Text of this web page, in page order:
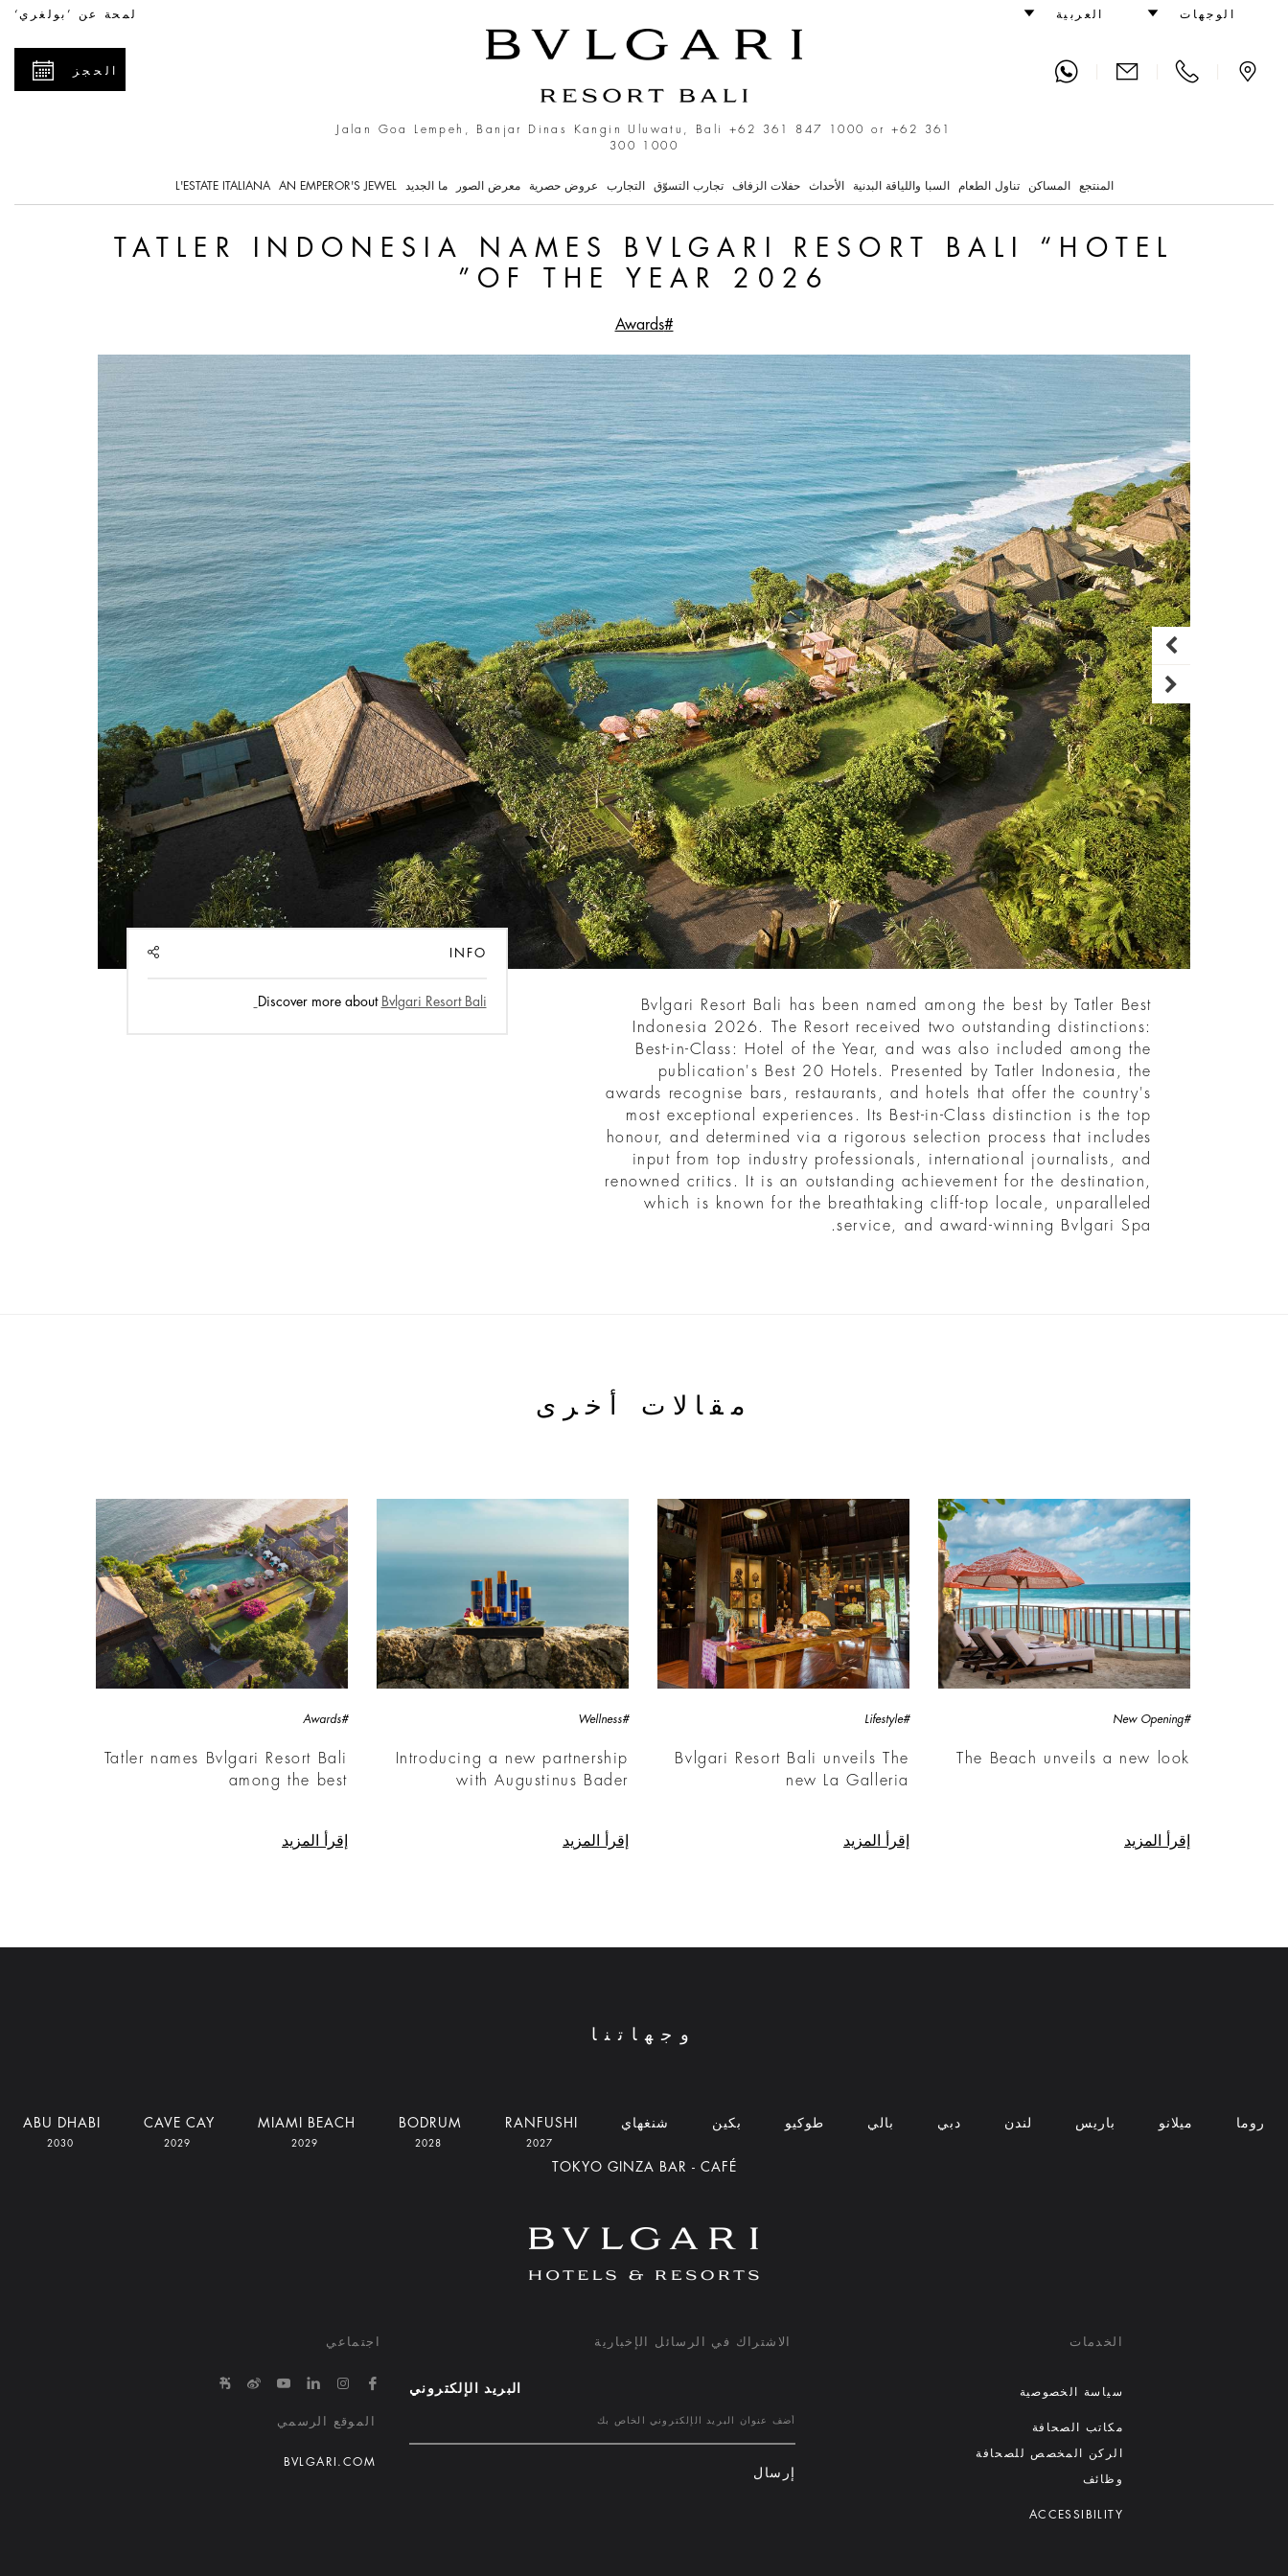
Tatler Indonesia names Bvlgari Resort Bali “Hotel of the Year 2026” لمحة عن ’بولغري‘ الوجهات العربية
Jalan Goa Lempeh, Banjar Dinas Kangin Uluwatu, Bali +62 361 847 1000 or +62 361
300 1000
الحجز
المنتجع المساكن تناول الطعام السبا واللياقة البدنية الأحداث حفلات الزفاف تجارب التسوّق التجارب عروض حصرية معرض الصور ما الجديد AN EMPEROR'S JEWEL
L'ESTATE ITALIANA
TATLER INDONESIA NAMES BVLGARI RESORT BALI “HOTEL
OF THE YEAR 2026”
#Awards
INFO
SHARE
Discover more about Bvlgari Resort Bali
Bvlgari Resort Bali has been named among the best by Tatler Best
Indonesia 2026. The Resort received two outstanding distinctions:
Best-in-Class: Hotel of the Year, and was also included among the
publication's Best 20 Hotels. Presented by Tatler Indonesia, the
awards recognise bars, restaurants, and hotels that offer the country's
most exceptional experiences. Its Best-in-Class distinction is the top
honour, and determined via a rigorous selection process that includes
input from top industry professionals, international journalists, and
renowned critics. It is an outstanding achievement for the destination,
which is known for the breathtaking cliff-top locale, unparalleled
service, and award-winning Bvlgari Spa.
مقالات أخرى
#New Opening
The Beach unveils a new look
إقرأ المزيد
#Lifestyle
Bvlgari Resort Bali unveils The
new La Galleria
إقرأ المزيد
#Wellness
Introducing a new partnership
with Augustinus Bader
إقرأ المزيد
#Awards
Tatler names Bvlgari Resort Bali
among the best
إقرأ المزيد
وجهاتنا
روما ميلانو باريس لندن دبي بالي طوكيو بكين شنغهاي RANFUSHI
BODRUM
MIAMI BEACH
CAVE CAY
ABU DHABI
TOKYO GINZA BAR - CAFÉ
الخدمات
سياسة الخصوصية
مكاتب الصحافة
الركن المخصص للصحافة
وظائف
ACCESSIBILITY
الاشتراك في الرسائل الإخبارية
البريد الإلكتروني
إرسال
اجتماعي
www.facebook.com/bvlgarihotelsandresorts/
https://www.instagram.com/bvlgarihotels/
company/bvlgari-hotels-and-resorts/
www.youtube.com/@bvlgarihotels/
http://weibo.com/bulgarihotels
الموقع الرسمي
BVLGARI.COM